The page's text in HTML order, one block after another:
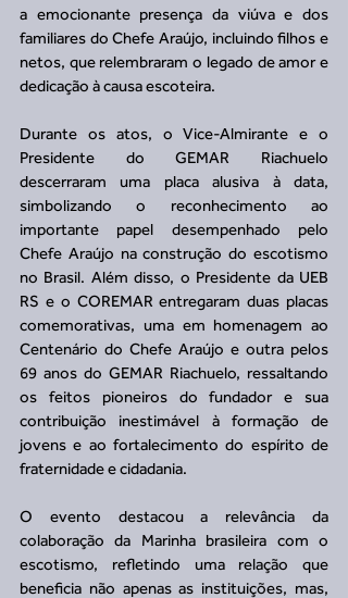
a emocionante presença da viúva e dos
familiares do Chefe Araújo, incluindo filhos e
netos, que relembraram o legado de amor e
dedicação à causa escoteira.
Durante os atos, o Vice-Almirante e o
Presidente do GEMAR Riachuelo
descerraram uma placa alusiva à data,
simbolizando o reconhecimento ao
importante papel desempenhado pelo
Chefe Araújo na construção do escotismo
no Brasil. Além disso, o Presidente da UEB
RS e o COREMAR entregaram duas placas
comemorativas, uma em homenagem ao
Centenário do Chefe Araújo e outra pelos
69 anos do GEMAR Riachuelo, ressaltando
os feitos pioneiros do fundador e sua
contribuição inestimável à formação de
jovens e ao fortalecimento do espírito de
fraternidade e cidadania.
O evento destacou a relevância da
colaboração da Marinha brasileira com o
escotismo, refletindo uma relação que
beneficia não apenas as instituições, mas,